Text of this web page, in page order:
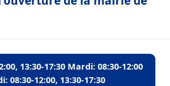
13:30-17:30 Mardi: 08:30-12:00
08:30-12:00, 13:30-17:30